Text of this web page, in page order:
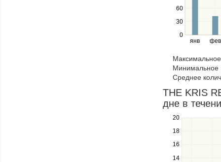
янв фев
0
30
60
the
and
right
navigate
through
items
in
a
series.
Минимальное
Среднее
THE KRIS
дне в
14
16
18
20
Use
the
and
down